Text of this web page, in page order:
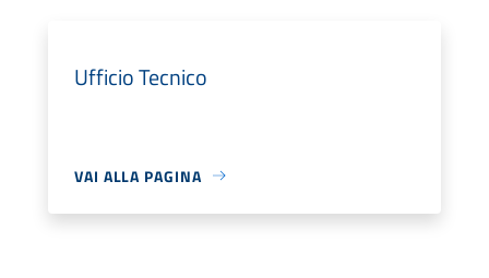
Ufficio Tecnico
VAI ALLA PAGINA